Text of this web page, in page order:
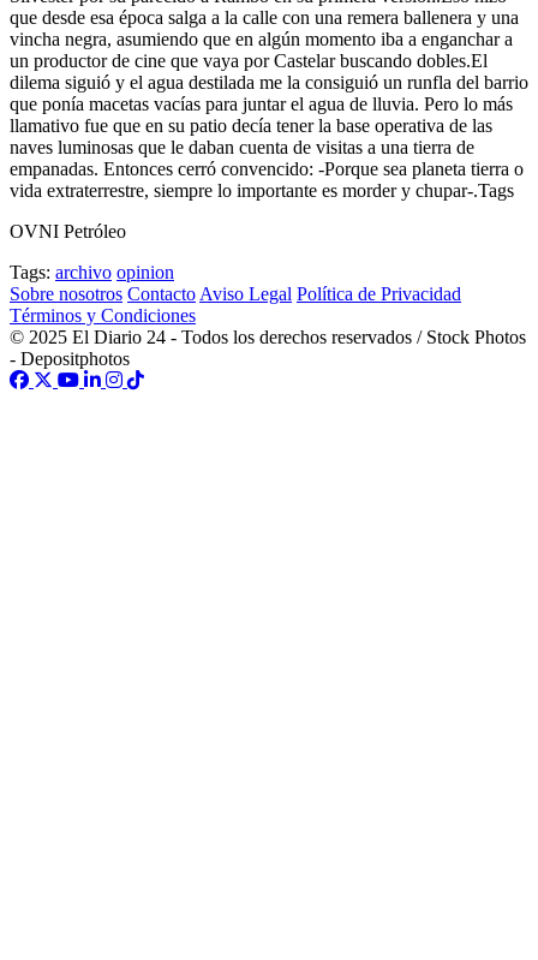
que desde esa época salga a la calle con una remera ballenera y una
vincha negra, asumiendo que en algún momento iba a enganchar a
un productor de cine que vaya por Castelar buscando dobles.El
dilema siguió y el agua destilada me la consiguió un runfla del barrio
que ponía macetas vacías para juntar el agua de lluvia. Pero lo más
llamativo fue que en su patio decía tener la base operativa de las
naves luminosas que le daban cuenta de visitas a una tierra de
empanadas. Entonces cerró convencido: -Porque sea planeta tierra o
vida extraterrestre, siempre lo importante es morder y chupar-.Tags
OVNI Petróleo
Tags: archivo opinion
Sobre nosotros Contacto Aviso Legal Política de Privacidad
Términos y Condiciones
© 2025 El Diario 24 - Todos los derechos reservados / Stock Photos
- Depositphotos